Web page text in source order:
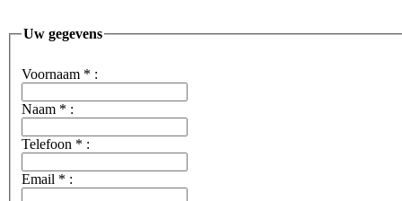
Uw gegevens
Voornaam * :
Naam * :
Telefoon * :
Email * :